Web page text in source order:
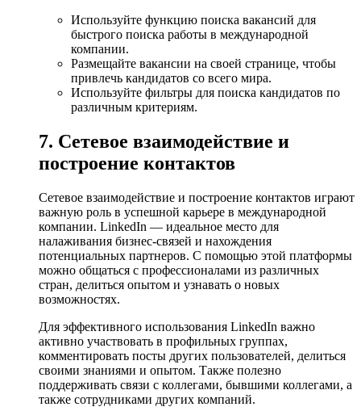
Используйте функцию поиска вакансий для
быстрого поиска работы в международной
компании.
Размещайте вакансии на своей странице, чтобы
привлечь кандидатов со всего мира.
Используйте фильтры для поиска кандидатов по
различным критериям.
7. Сетевое взаимодействие и
построение контактов
Сетевое взаимодействие и построение контактов играют
важную роль в успешной карьере в международной
компании. LinkedIn — идеальное место для
налаживания бизнес-связей и нахождения
потенциальных партнеров. С помощью этой платформы
можно общаться с профессионалами из различных
стран, делиться опытом и узнавать о новых
возможностях.
Для эффективного использования LinkedIn важно
активно участвовать в профильных группах,
комментировать посты других пользователей, делиться
своими знаниями и опытом. Также полезно
поддерживать связи с коллегами, бывшими коллегами, а
также сотрудниками других компаний.